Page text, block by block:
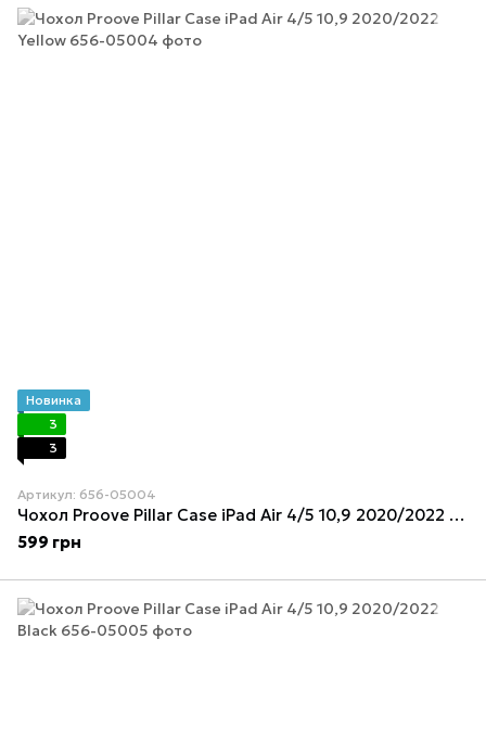
Новинка
3
3
Артикул: 656-05004
Чохол Proove Pillar Case iPad Air 4/5 10,9 2020/2022 Yellow
599 грн